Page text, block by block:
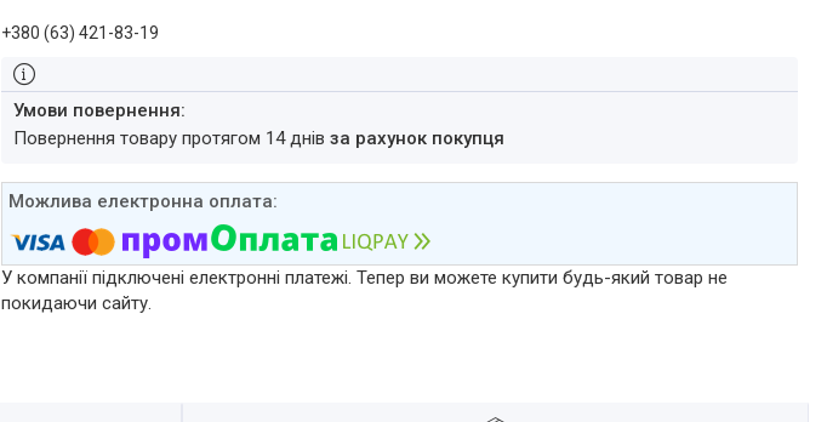
+380 (63) 421-83-19
повернення товару протягом 14 днів за рахунок покупця
У компанії підключені електронні платежі. Тепер ви можете купити будь-який товар не
покидаючи сайту.